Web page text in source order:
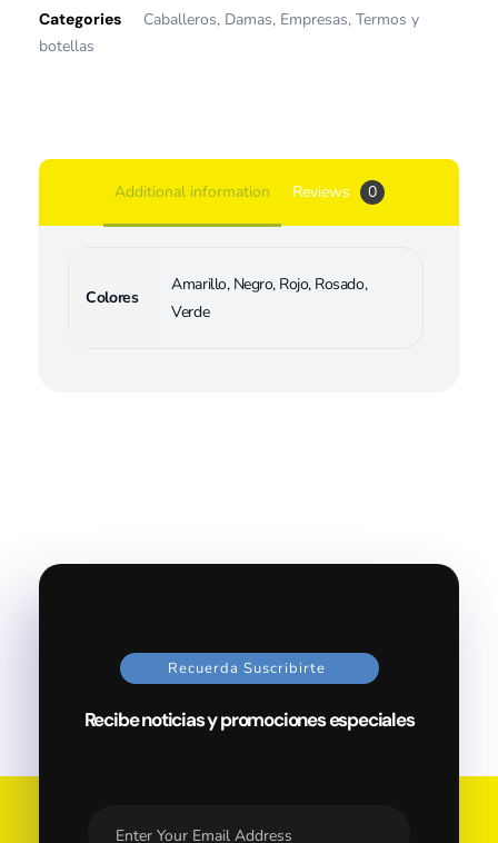
Categories Caballeros, Damas, Empresas, Termos y
botellas
Additional information Reviews 0
Colores
Amarillo, Negro, Rojo, Rosado,
Verde
Recuerda Suscribirte
Recibe noticias y promociones especiales